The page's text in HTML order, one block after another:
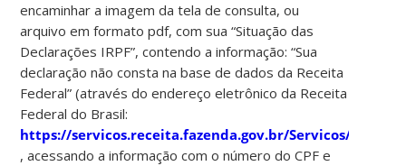
encaminhar a imagem da tela de consulta, ou
arquivo em formato pdf, com sua “Situação das
Declarações IRPF”, contendo a informação: “Sua
declaração não consta na base de dados da Receita
Federal” (através do endereço eletrônico da Receita
Federal do Brasil:
https://servicos.receita.fazenda.gov.br/Servicos/
, acessando a informação com o número do CPF e